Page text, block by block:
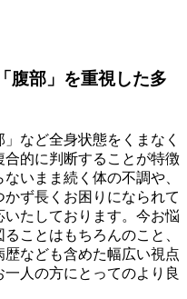
腹部」を重視した多
など全身状態をくまなく
的に判断することが特徴
いまま続く体の不調や、
ず長くお困りになられて
たしております。今お悩
ことはもちろんのこと、
なども含めた幅広い視点
人の方にとってのより良